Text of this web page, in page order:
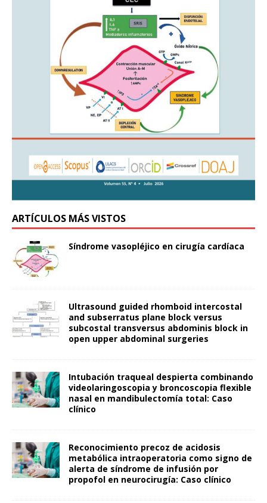
ARTÍCULOS MÁS VISTOS
Síndrome vasopléjico en cirugía cardíaca
Ultrasound guided rhomboid intercostal
and subserratus plane block versus
subcostal transversus abdominis block in
open upper abdominal surgeries
Intubación traqueal despierta combinando
videolaringoscopia y broncoscopia flexible
nasal en mandibulectomía total: Caso
clínico
Reconocimiento precoz de acidosis
metabólica intraoperatoria como signo de
alerta de síndrome de infusión por
propofol en neurocirugía: Caso clínico